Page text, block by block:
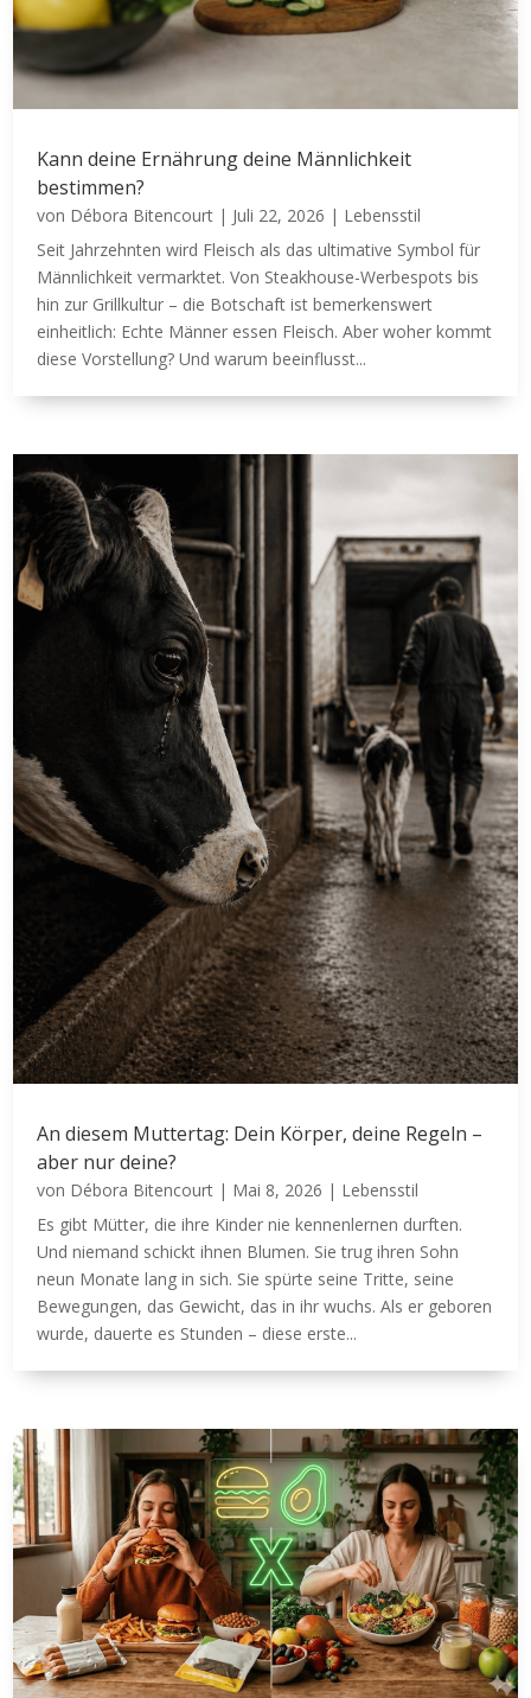
Kann deine Ernährung deine Männlichkeit
bestimmen?
von Débora Bitencourt | Juli 22, 2026 | Lebensstil
Seit Jahrzehnten wird Fleisch als das ultimative Symbol für
Männlichkeit vermarktet. Von Steakhouse-Werbespots bis
hin zur Grillkultur – die Botschaft ist bemerkenswert
einheitlich: Echte Männer essen Fleisch. Aber woher kommt
diese Vorstellung? Und warum beeinflusst...
An diesem Muttertag: Dein Körper, deine Regeln –
aber nur deine?
von Débora Bitencourt | Mai 8, 2026 | Lebensstil
Es gibt Mütter, die ihre Kinder nie kennenlernen durften.
Und niemand schickt ihnen Blumen. Sie trug ihren Sohn
neun Monate lang in sich. Sie spürte seine Tritte, seine
Bewegungen, das Gewicht, das in ihr wuchs. Als er geboren
wurde, dauerte es Stunden – diese erste...